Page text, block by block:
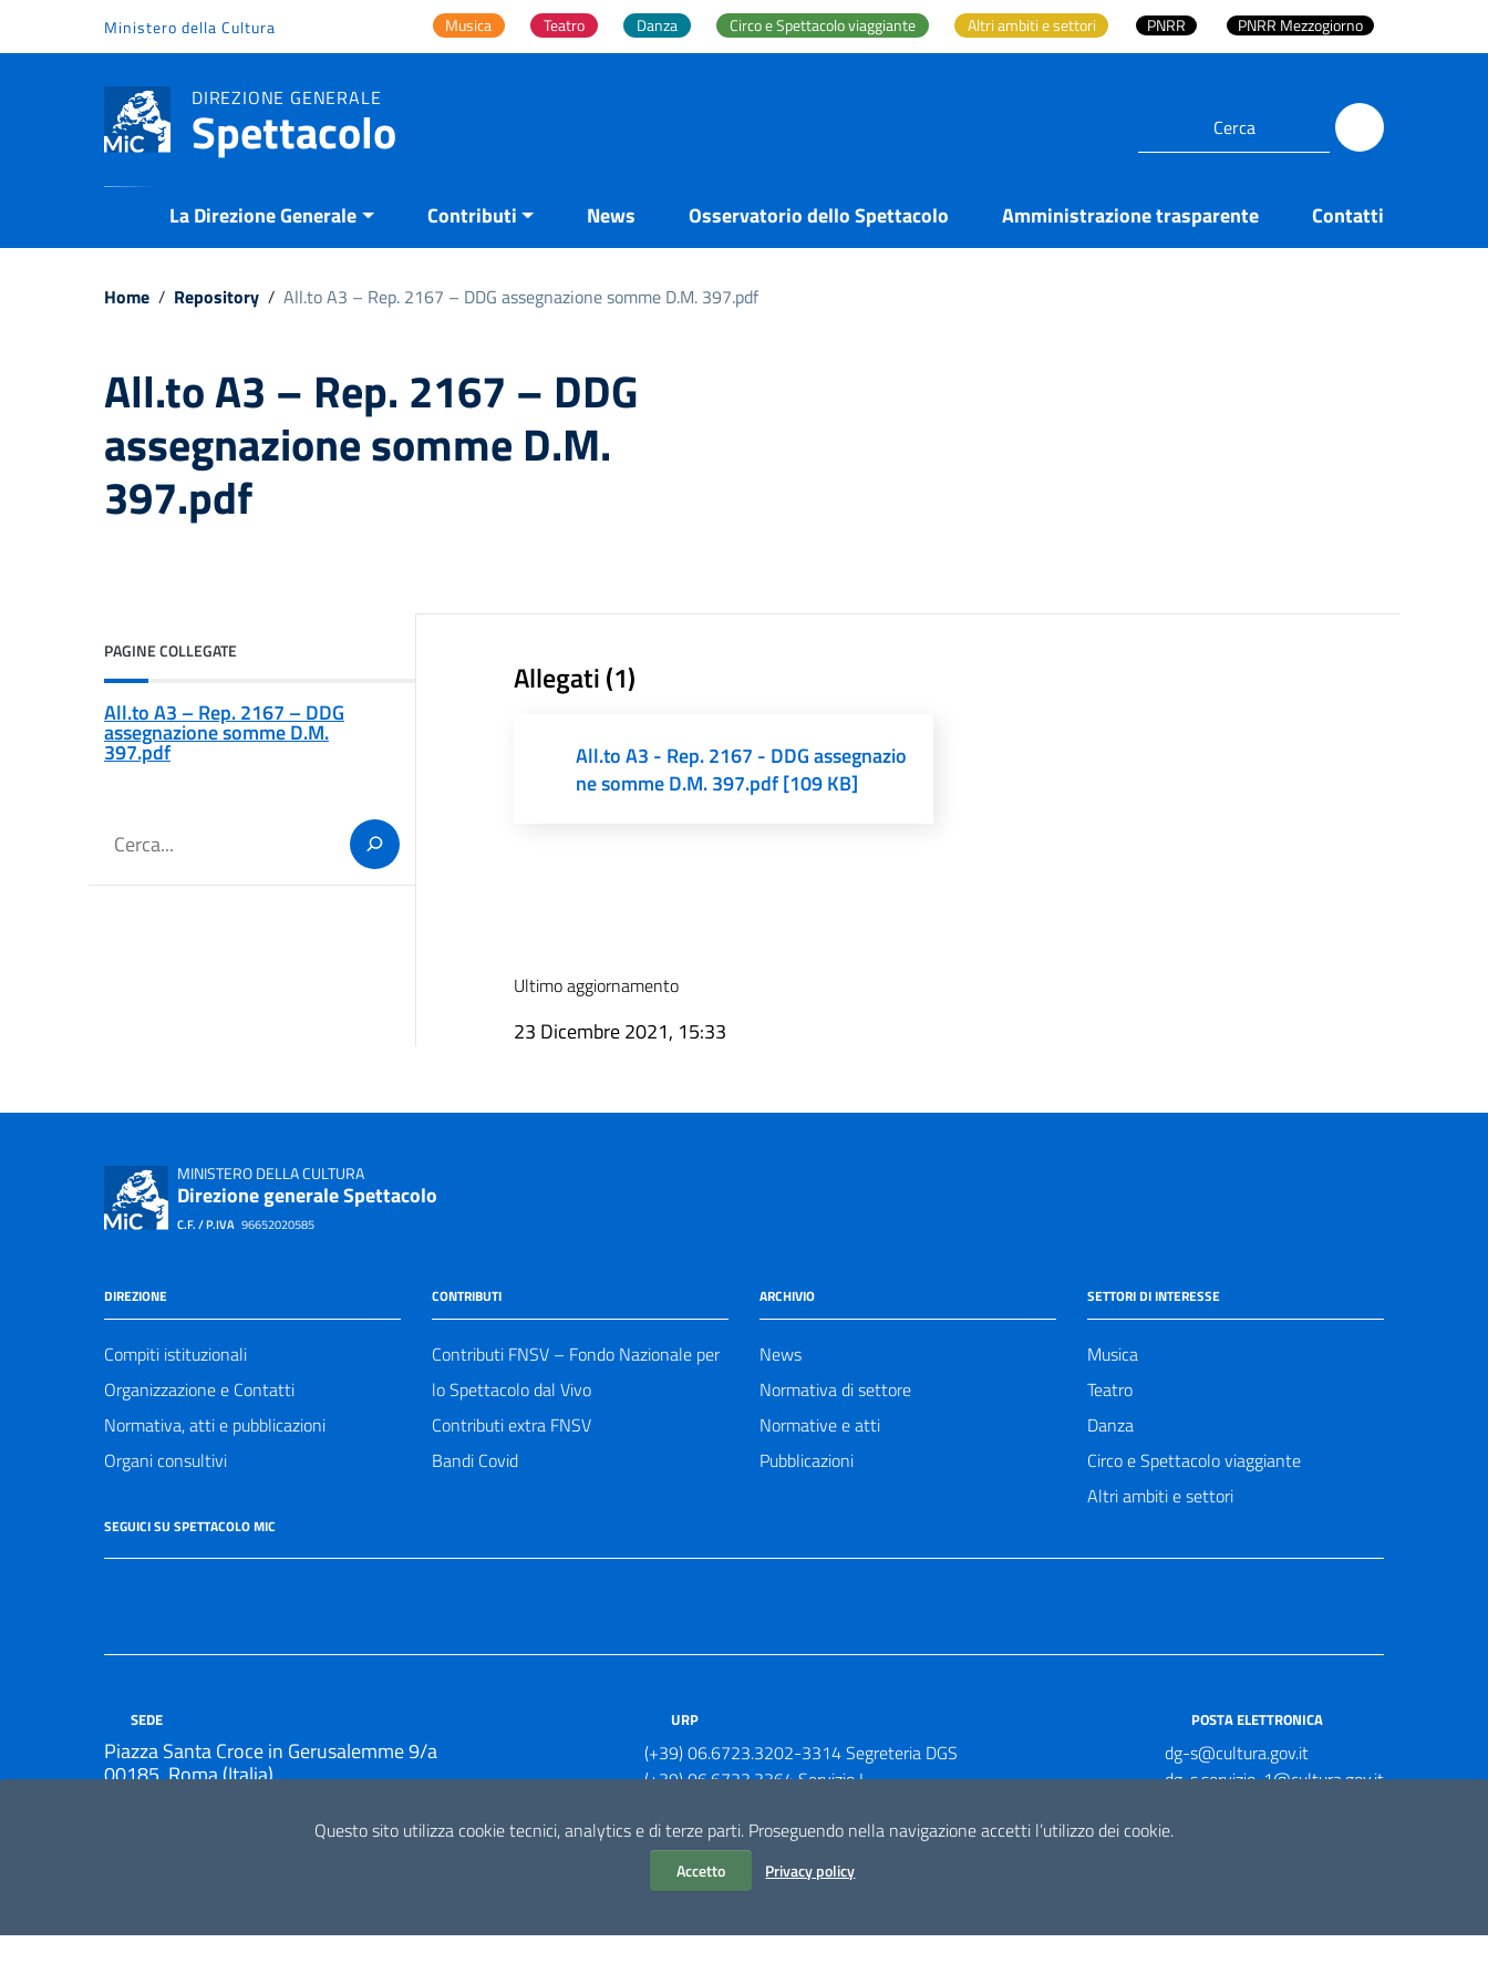
Questo sito utilizza cookie tecnici, analytics e di terze parti. Proseguendo nella navigazione accetti l’utilizzo dei cookie.
Accetto Privacy policy
Vai al menu di navigazione
Ministero della Cultura Musica Teatro Danza Circo e Spettacolo viaggiante Altri ambiti e settori PNRR PNRR Mezzogiorno
DIREZIONE GENERALE
Spettacolo
La Direzione Generale Contributi News Osservatorio dello Spettacolo Amministrazione trasparente Contatti
Home / Repository / All.to A3 – Rep. 2167 – DDG assegnazione somme D.M. 397.pdf
All.to A3 – Rep. 2167 – DDG
assegnazione somme D.M.
397.pdf
PAGINE COLLEGATE
All.to A3 – Rep. 2167 – DDG
assegnazione somme D.M.
397.pdf
Cerca
Allegati (1)
All.to A3 - Rep. 2167 - DDG assegnazio
ne somme D.M. 397.pdf [109 KB]
Ultimo aggiornamento
23 Dicembre 2021, 15:33
MINISTERO DELLA CULTURA
Direzione generale Spettacolo
C.F. / P.IVA 96652020585
DIREZIONE
Compiti istituzionali
Organizzazione e Contatti
Normativa, atti e pubblicazioni
Organi consultivi
CONTRIBUTI
Contributi FNSV – Fondo Nazionale per
lo Spettacolo dal Vivo
Contributi extra FNSV
Bandi Covid
ARCHIVIO
News
Normativa di settore
Normative e atti
Pubblicazioni
SETTORI DI INTERESSE
Musica
Teatro
Danza
Circo e Spettacolo viaggiante
Altri ambiti e settori
SEGUICI SU SPETTACOLO MIC
SEDE
Piazza Santa Croce in Gerusalemme 9/a
00185, Roma (Italia)
URP
(+39) 06.6723.3202-3314 Segreteria DGS
(+39) 06.6723.3364 Servizio I
POSTA ELETTRONICA
dg-s@cultura.gov.it
dg-s.servizio-1@cultura.gov.it
dg-s.servizio-3@cultura.gov.it